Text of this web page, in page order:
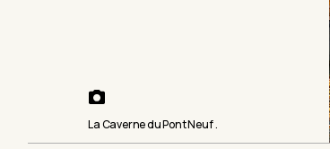
La Caverne du Pont Neuf .